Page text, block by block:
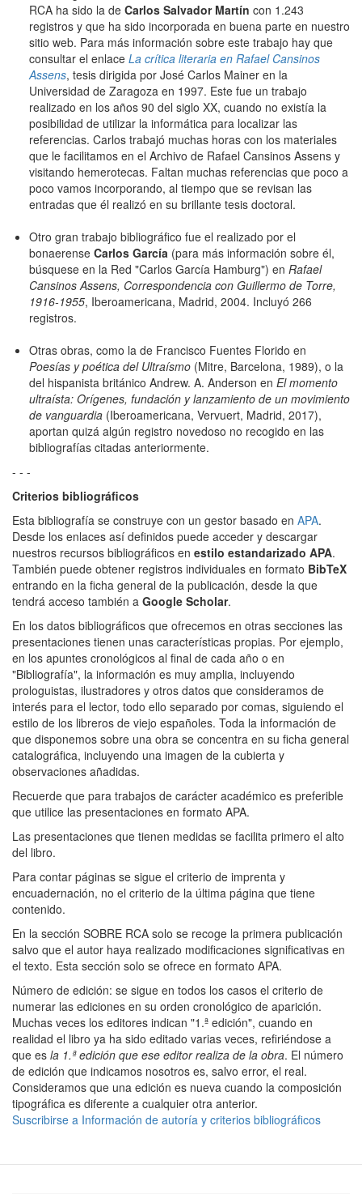
RCA ha sido la de Carlos Salvador Martín con 1.243
registros y que ha sido incorporada en buena parte en nuestro
sitio web. Para más información sobre este trabajo hay que
consultar el enlace La crítica literaria en Rafael Cansinos
Assens, tesis dirigida por José Carlos Mainer en la
Universidad de Zaragoza en 1997. Este fue un trabajo
realizado en los años 90 del siglo XX, cuando no existía la
posibilidad de utilizar la informática para localizar las
referencias. Carlos trabajó muchas horas con los materiales
que le facilitamos en el Archivo de Rafael Cansinos Assens y
visitando hemerotecas. Faltan muchas referencias que poco a
poco vamos incorporando, al tiempo que se revisan las
entradas que él realizó en su brillante tesis doctoral.
Otro gran trabajo bibliográfico fue el realizado por el
bonaerense Carlos García (para más información sobre él,
búsquese en la Red "Carlos García Hamburg") en Rafael
Cansinos Assens, Correspondencia con Guillermo de Torre,
1916-1955, Iberoamericana, Madrid, 2004. Incluyó 266
registros.
Otras obras, como la de Francisco Fuentes Florido en
Poesías y poética del Ultraísmo (Mitre, Barcelona, 1989), o la
del hispanista británico Andrew. A. Anderson en El momento
ultraísta: Orígenes, fundación y lanzamiento de un movimiento
de vanguardia (Iberoamericana, Vervuert, Madrid, 2017),
aportan quizá algún registro novedoso no recogido en las
bibliografías citadas anteriormente.
- - -
Criterios bibliográficos
Esta bibliografía se construye con un gestor basado en APA.
Desde los enlaces así definidos puede acceder y descargar
nuestros recursos bibliográficos en estilo estandarizado APA.
También puede obtener registros individuales en formato BibTeX
entrando en la ficha general de la publicación, desde la que
tendrá acceso también a Google Scholar.
En los datos bibliográficos que ofrecemos en otras secciones las
presentaciones tienen unas características propias. Por ejemplo,
en los apuntes cronológicos al final de cada año o en
"Bibliografía", la información es muy amplia, incluyendo
prologuistas, ilustradores y otros datos que consideramos de
interés para el lector, todo ello separado por comas, siguiendo el
estilo de los libreros de viejo españoles. Toda la información de
que disponemos sobre una obra se concentra en su ficha general
catalográfica, incluyendo una imagen de la cubierta y
observaciones añadidas.
Recuerde que para trabajos de carácter académico es preferible
que utilice las presentaciones en formato APA.
Las presentaciones que tienen medidas se facilita primero el alto
del libro.
Para contar páginas se sigue el criterio de imprenta y
encuadernación, no el criterio de la última página que tiene
contenido.
En la sección SOBRE RCA solo se recoge la primera publicación
salvo que el autor haya realizado modificaciones significativas en
el texto. Esta sección solo se ofrece en formato APA.
Número de edición: se sigue en todos los casos el criterio de
numerar las ediciones en su orden cronológico de aparición.
Muchas veces los editores indican "1.ª edición", cuando en
realidad el libro ya ha sido editado varias veces, refiriéndose a
que es la 1.ª edición que ese editor realiza de la obra. El número
de edición que indicamos nosotros es, salvo error, el real.
Consideramos que una edición es nueva cuando la composición
tipográfica es diferente a cualquier otra anterior.
Suscribirse a Información de autoría y criterios bibliográficos